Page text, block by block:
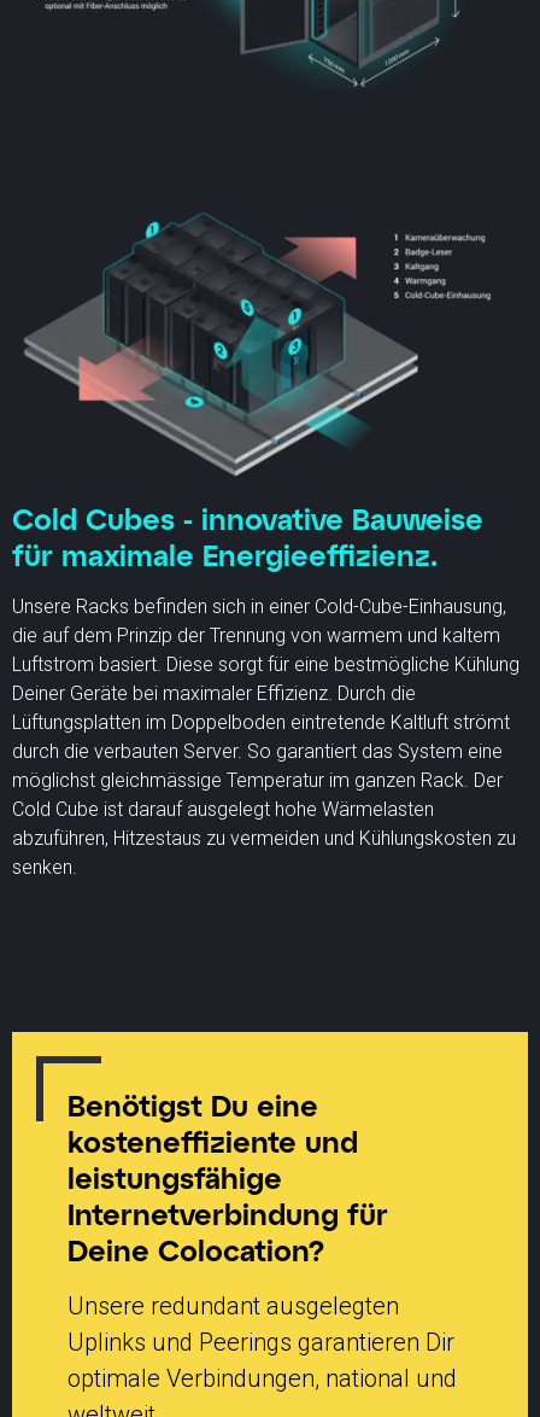
Cold Cubes - innovative Bauweise
für maximale Energieeffizienz.
Unsere Racks befinden sich in einer Cold-Cube-Einhausung,
die auf dem Prinzip der Trennung von warmem und kaltem
Luftstrom basiert. Diese sorgt für eine bestmögliche Kühlung
Deiner Geräte bei maximaler Effizienz. Durch die
Lüftungsplatten im Doppelboden eintretende Kaltluft strömt
durch die verbauten Server. So garantiert das System eine
möglichst gleichmässige Temperatur im ganzen Rack. Der
Cold Cube ist darauf ausgelegt hohe Wärmelasten
abzuführen, Hitzestaus zu vermeiden und Kühlungskosten zu
senken.
Benötigst Du eine
kosteneffiziente und
leistungsfähige
Internetverbindung für
Deine Colocation?
Unsere redundant ausgelegten
Uplinks und Peerings garantieren Dir
optimale Verbindungen, national und